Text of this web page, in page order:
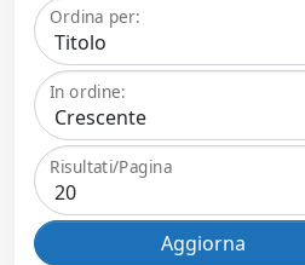
Ordina per:
In ordine:
Risultati/Pagina